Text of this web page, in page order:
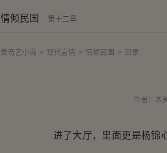
情倾民国 第十二章
爱奇艺小说 > 现代言情 > 情倾民国 > 目录
作者： 木
进了大厅，里面更是杨锦心